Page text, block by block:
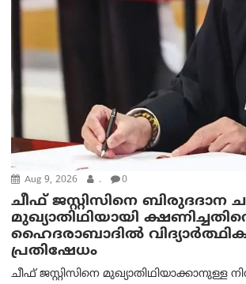
Aug 9, 2026 . 0
ചീഫ് ജസ്റ്റിസിനെ ബിരുദദാന
മുഖ്യാതിഥിയായി
ഹൈദരാബാദില്‍
പ്രതിഷേധം
ചീഫ് ജസ്റ്റിസിനെ മുഖ്യാതിഥിയാക്കാനുള്ള